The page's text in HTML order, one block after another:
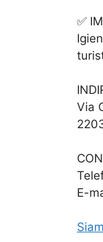
✅
Via
E-